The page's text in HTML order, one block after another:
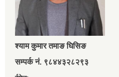
श्‍याम कुमार तमाङ घिसिङ
सम्पर्क नं. ९८४४३२८२९३